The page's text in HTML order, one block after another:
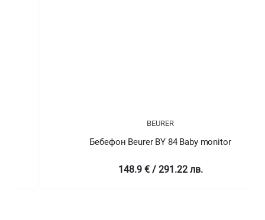
Бебефон Beurer BY 84 Baby monitor
148.9 € / 291.22 лв.